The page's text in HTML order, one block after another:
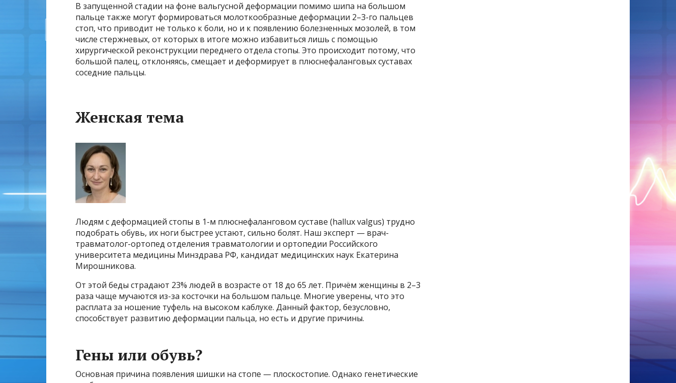
В запущенной стадии на фоне вальгусной деформации помимо шипа на большом
пальце также могут формироваться молоткообразные деформации 2–3-го пальцев
стоп, что приводит не только к боли, но и к появлению болезненных мозолей, в том
числе стержневых, от которых в итоге можно избавиться лишь с помощью
хирургической реконструкции переднего отдела стопы. Это происходит потому, что
большой палец, отклоняясь, смещает и деформирует в плюснефаланговых суставах
соседние пальцы.
Женская тема
Людям с деформацией стопы в 1-м плюснефаланговом суставе (hallux valgus) трудно
подобрать обувь, их ноги быстрее устают, сильно болят. Наш эксперт — врач-
травматолог-ортопед отделения травматологии и ортопедии Российского
университета медицины Минздрава РФ, кандидат медицинских наук Екатерина
Мирошникова.
От этой беды страдают 23% людей в возрасте от 18 до 65 лет. Причём женщины в 2–3
раза чаще мучаются из-за косточки на большом пальце. Многие уверены, что это
расплата за ношение туфель на высоком каблуке. Данный фактор, безусловно,
способствует развитию деформации пальца, но есть и другие причины.
Гены или обувь?
Основная причина появления шишки на стопе — плоскостопие. Однако генетические